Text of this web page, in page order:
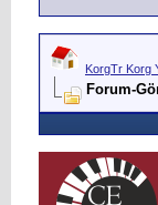
KorgTr Korg
Forum-